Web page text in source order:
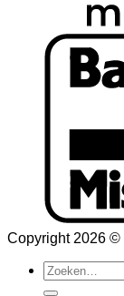
Copyright 2026 ©
Zoeken
naar: